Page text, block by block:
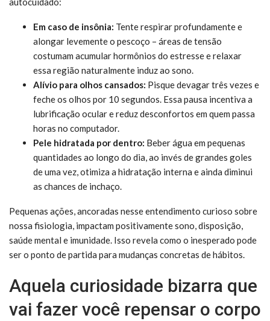
Em caso de insônia: Tente respirar profundamente e
alongar levemente o pescoço – áreas de tensão
costumam acumular hormônios do estresse e relaxar
essa região naturalmente induz ao sono.
Alívio para olhos cansados: Pisque devagar três vezes e
feche os olhos por 10 segundos. Essa pausa incentiva a
lubrificação ocular e reduz desconfortos em quem passa
horas no computador.
Pele hidratada por dentro: Beber água em pequenas
quantidades ao longo do dia, ao invés de grandes goles
de uma vez, otimiza a hidratação interna e ainda diminui
as chances de inchaço.
Pequenas ações, ancoradas nesse entendimento curioso sobre
nossa fisiologia, impactam positivamente sono, disposição,
saúde mental e imunidade. Isso revela como o inesperado pode
ser o ponto de partida para mudanças concretas de hábitos.
Aquela curiosidade bizarra que
vai fazer você repensar o corpo